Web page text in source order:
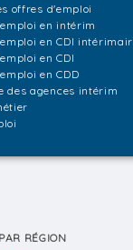
offres d'emploi
en intérim
en CDI
en CDI
en CDD
des agences intérim
RÉGION